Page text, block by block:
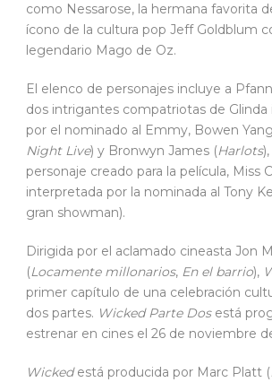
como Nessarose, la hermana favorita
ícono de la cultura pop Jeff Goldblum
legendario Mago de Oz.
El elenco de personajes incluye a
dos intrigantes compatriotas de
por el nominado al Emmy, Bowen
Night Live) y Bronwyn James (Harlots
personaje creado para la película, Miss
interpretada por la nominada al Tony
gran showman).
Dirigida por el aclamado cineasta Jon
(Locamente millonarios, En el barrio),
primer capítulo de una celebración
dos partes. Wicked Parte Dosestá
estrenar en cines el 26 de noviembre
Wickedestá producida por Marc Platt (